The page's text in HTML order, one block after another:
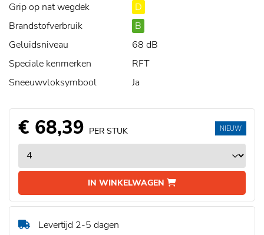
Grip op nat wegdek
D
Brandstofverbruik
B
Geluidsniveau
68 dB
Speciale kenmerken
RFT
Sneeuwvloksymbool
Ja
€ 68,39 PER STUK
IN WINKELWAGEN
NIEUW
Levertijd 2-5 dagen